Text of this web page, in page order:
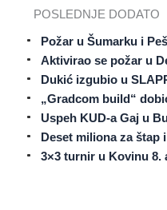
POSLEDNJE DODATO
Požar u Šumarku i
Aktivirao se požar u
Dukić izgubio u
„Gradcom build“
Uspeh KUD-a Gaj u
Deset miliona za štap
3×3 turnir u Kovinu 8.